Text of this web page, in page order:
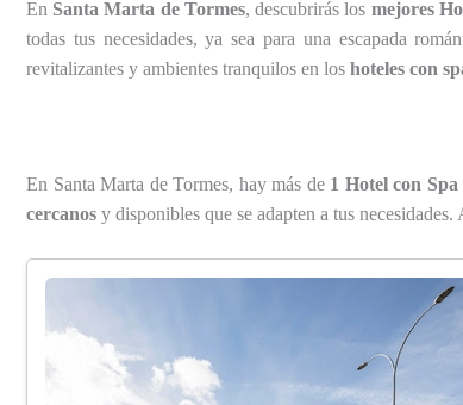
En Santa Marta de Tormes, descubrirás los mejores
todas tus necesidades, ya sea para una escapada
revitalizantes y ambientes tranquilos en los hoteles con
En Santa Marta de Tormes, hay más de 1 Hotel con Spa
cercanos y disponibles que se adapten a tus necesidades.